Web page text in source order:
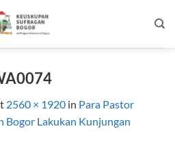
2560 × 1920 in Para Pastor
Bogor Lakukan Kunjungan